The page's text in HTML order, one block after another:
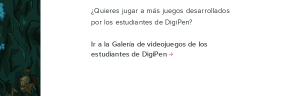
¿Quieres jugar a más juegos desarrollados
por los estudiantes de DigiPen?
Ir a la Galería de videojuegos de los
estudiantes de DigiPen